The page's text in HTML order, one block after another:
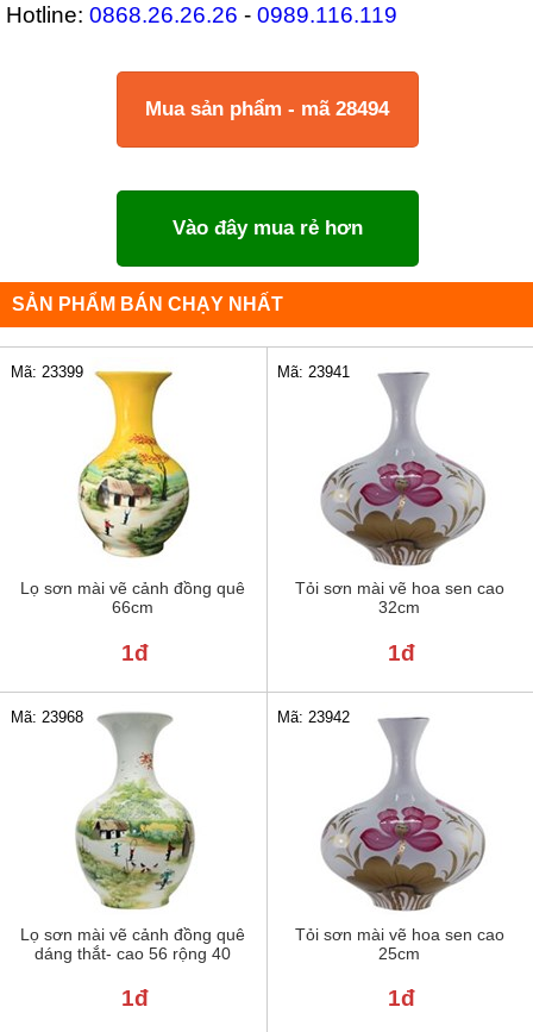
Hotline: 0868.26.26.26 - 0989.116.119
Mua sản phẩm - mã 28494
Vào đây mua rẻ hơn
SẢN PHẨM BÁN CHẠY NHẤT
Lọ sơn mài vẽ cảnh đồng quê
66cm
Mã: 23399
1đ
Tỏi sơn mài vẽ hoa sen cao
32cm
Mã: 23941
1đ
Lọ sơn mài vẽ cảnh đồng quê
dáng thắt- cao 56 rộng 40
Mã: 23968
1đ
Tỏi sơn mài vẽ hoa sen cao
25cm
Mã: 23942
1đ